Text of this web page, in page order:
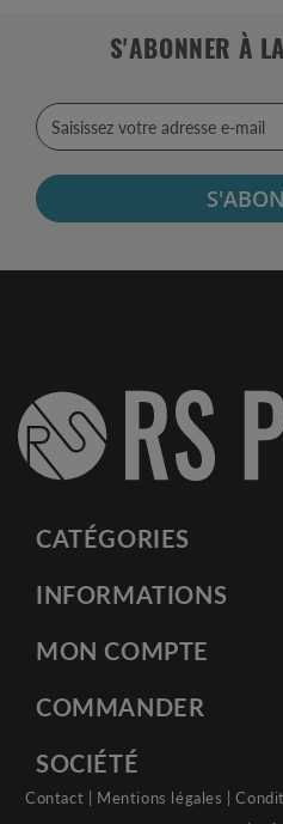
S'ABONNER À
CATÉGORIES
INFORMATIONS
MON COMPTE
COMMANDER
SOCIÉTÉ
Contact | Mentions légales |